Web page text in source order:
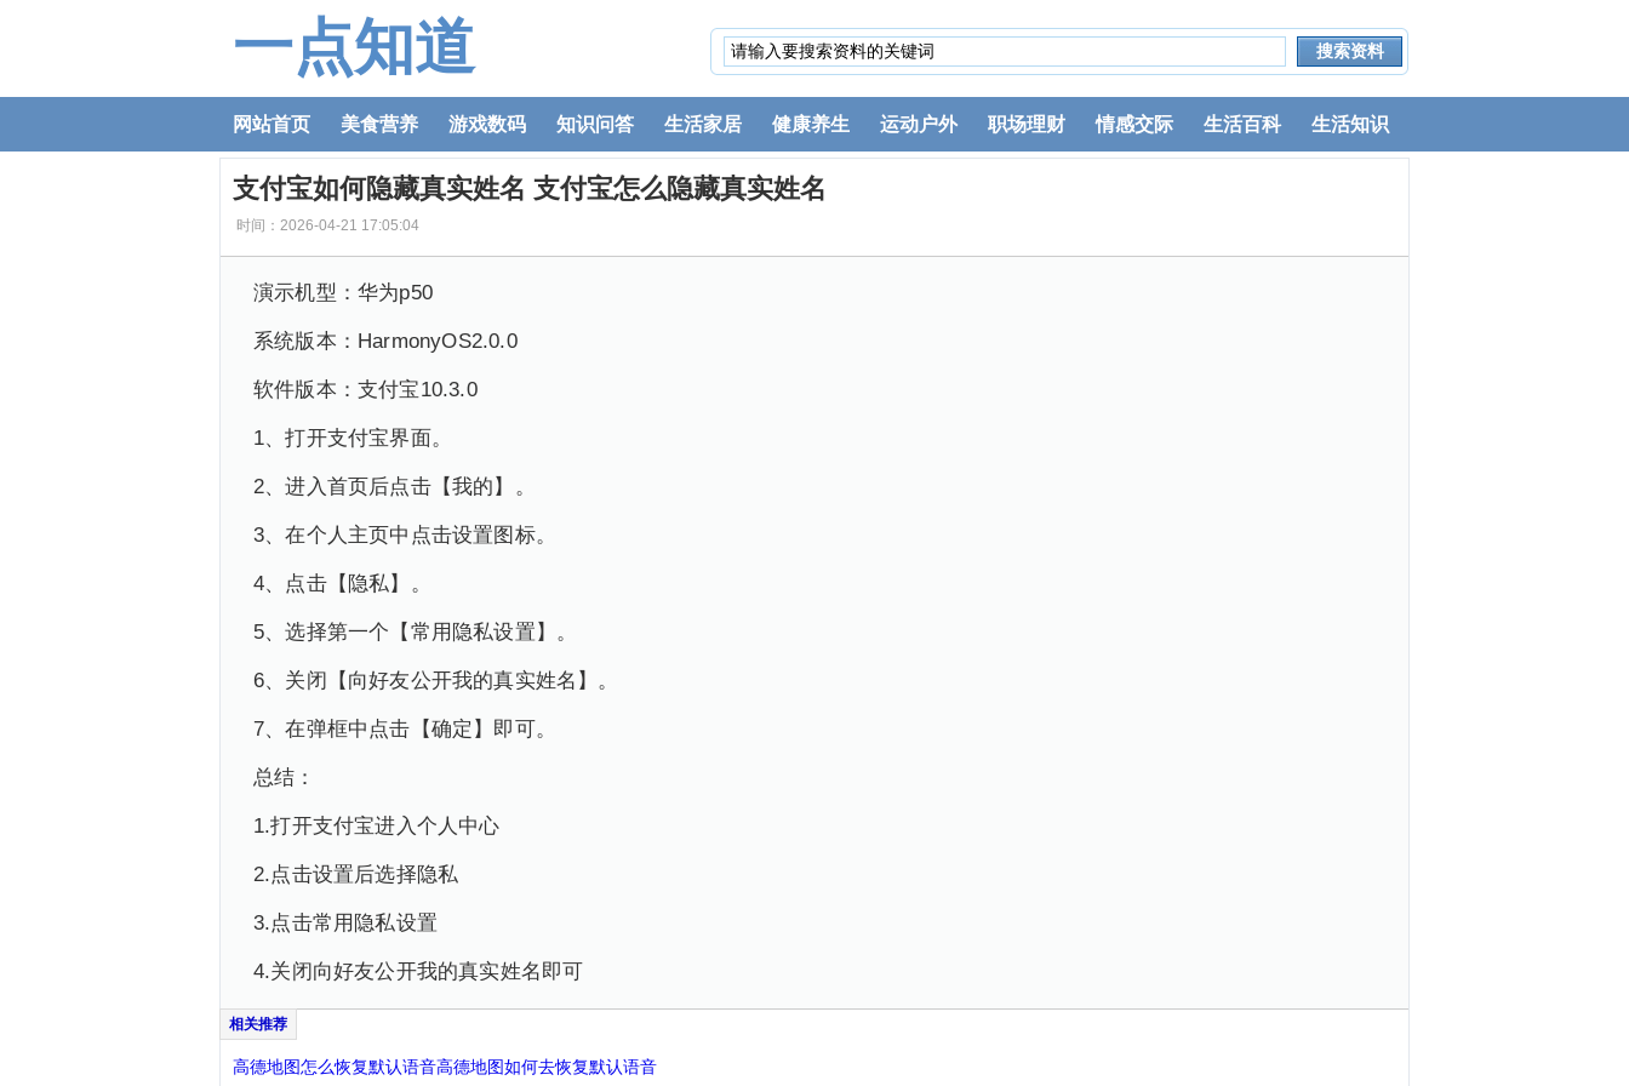
一点知道
网站首页 美食营养 游戏数码 知识问答 生活家居 健康养生 运动户外 职场理财 情感交际 生活百科 生活知识
支付宝如何隐藏真实姓名 支付宝怎么隐藏真实姓名
时间：2026-04-21 17:05:04
演示机型：华为p50
系统版本：HarmonyOS2.0.0
软件版本：支付宝10.3.0
1、打开支付宝界面。
2、进入首页后点击【我的】。
3、在个人主页中点击设置图标。
4、点击【隐私】。
5、选择第一个【常用隐私设置】。
6、关闭【向好友公开我的真实姓名】。
7、在弹框中点击【确定】即可。
总结：
1.打开支付宝进入个人中心
2.点击设置后选择隐私
3.点击常用隐私设置
4.关闭向好友公开我的真实姓名即可
高德地图怎么恢复默认语音高德地图如何去恢复默认语音